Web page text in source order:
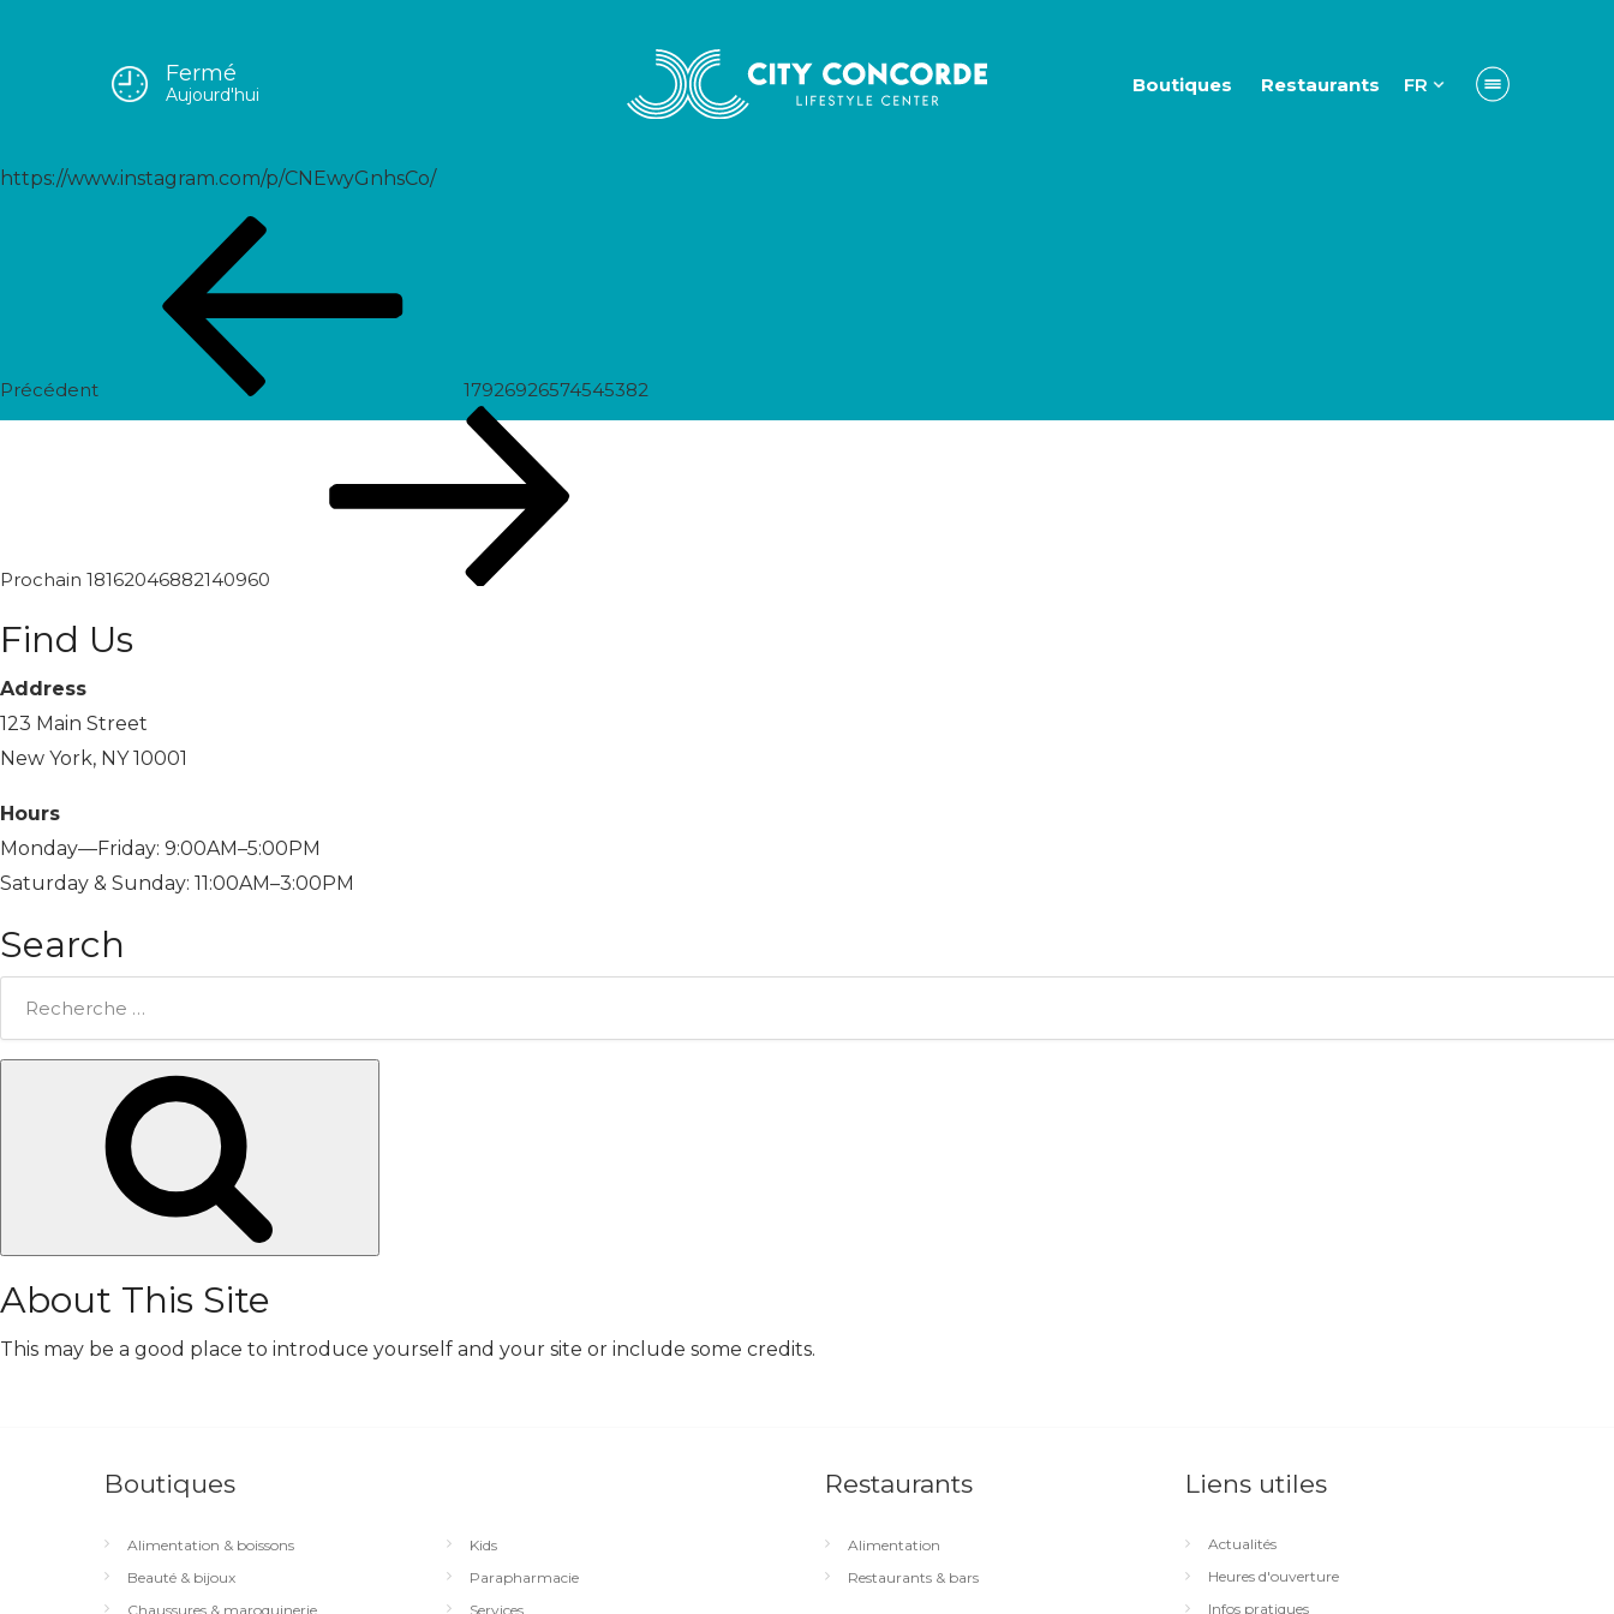
Fermé
Aujourd'hui Boutiques Restaurants FR
17979149638346968
https://www.instagram.com/p/CNEwyGnhsCo/
Précédent
17926926574545382
Prochain
Prochain 18162046882140960
Find Us
Address
123 Main Street
New York, NY 10001
Hours
Monday—Friday: 9:00AM–5:00PM
Saturday & Sunday: 11:00AM–3:00PM
Search
About This Site
This may be a good place to introduce yourself and your site or include some credits.
Boutiques
Alimentation & boissons
Beauté & bijoux
Chaussures & maroquinerie
Kids
Parapharmacie
Services
Restaurants
Alimentation
Restaurants & bars
Liens utiles
Actualités
Heures d'ouverture
Infos pratiques